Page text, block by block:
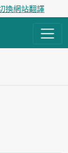
換網站翻譯